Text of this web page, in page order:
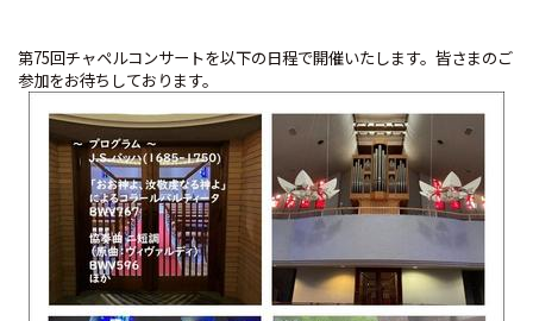
第75回チャペルコンサートを以下の日程で開催いたします。皆さまのご
参加をお待ちしております。